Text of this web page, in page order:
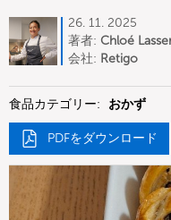
26. 11. 2025
著者: Chloé
会社: Retigo
食品カテゴリー: おかず
PDFをダウンロード